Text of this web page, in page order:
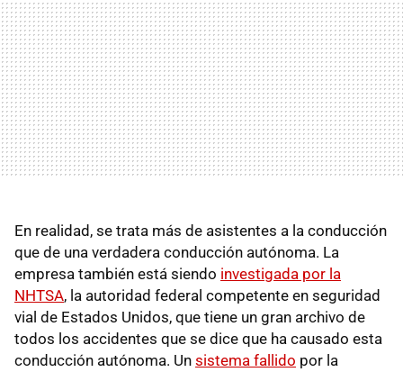
En realidad, se trata más de asistentes a la conducción
que de una verdadera conducción autónoma. La
empresa también está siendo investigada por la
NHTSA, la autoridad federal competente en seguridad
vial de Estados Unidos, que tiene un gran archivo de
todos los accidentes que se dice que ha causado esta
conducción autónoma. Un sistema fallido por la